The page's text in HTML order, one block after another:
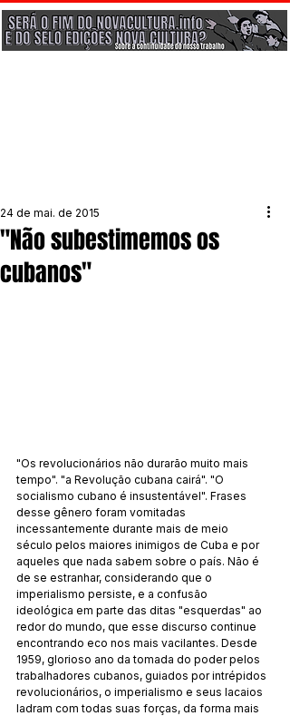
"Não subestimemos os
cubanos"
24 de mai. de 2015
"Os revolucionários não durarão muito mais
tempo". "a Revolução cubana cairá". "O
socialismo cubano é insustentável". Frases
desse gênero foram vomitadas
incessantemente durante mais de meio
século pelos maiores inimigos de Cuba e por
aqueles que nada sabem sobre o país. Não é
de se estranhar, considerando que o
imperialismo persiste, e a confusão
ideológica em parte das ditas "esquerdas" ao
redor do mundo, que esse discurso continue
encontrando eco nos mais vacilantes. Desde
1959, glorioso ano da tomada do poder pelos
trabalhadores cubanos, guiados por intrépidos
revolucionários, o imperialismo e seus lacaios
ladram com todas suas forças, da forma mais